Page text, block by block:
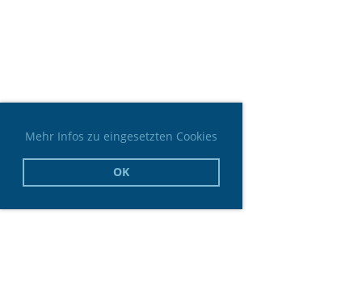
Mehr Infos zu eingesetzten Cookies
OK